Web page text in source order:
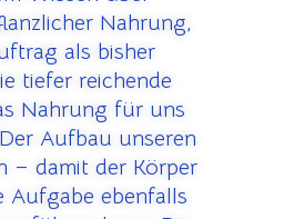
Nahrung,
als bisher
tiefer reichende
Nahrung für uns
Aufbau unseren
– damit der Körper
Aufgabe ebenfalls